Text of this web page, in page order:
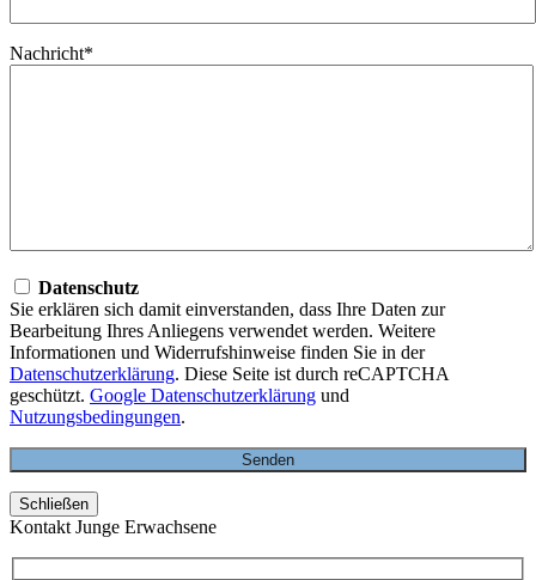
Nachricht*
Datenschutz
Sie erklären sich damit einverstanden, dass Ihre Daten zur
Bearbeitung Ihres Anliegens verwendet werden. Weitere
Informationen und Widerrufshinweise finden Sie in der
Datenschutzerklärung. Diese Seite ist durch reCAPTCHA
geschützt. Google Datenschutzerklärung und
Nutzungsbedingungen.
Schließen
Kontakt Junge Erwachsene